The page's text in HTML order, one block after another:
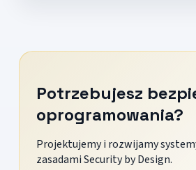
Potrzebujesz
oprogramowania?
Projektujemy i rozwijamy
zasadami Security by Design.